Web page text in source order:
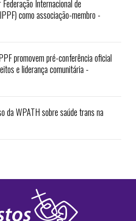
Internacional de
como associação-membro -
promovem pré-conferência oficial
e liderança comunitária-
da WPATH sobre saúde trans na